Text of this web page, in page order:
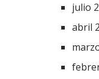
julio
abril